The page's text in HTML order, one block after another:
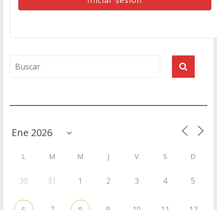
L M M J V S D
30 31 1 2 3 4 5